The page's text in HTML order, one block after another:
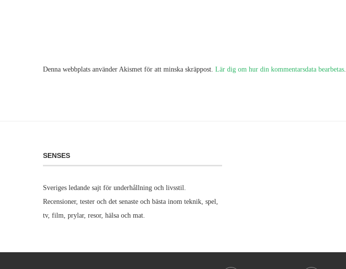
Denna webbplats använder Akismet för att minska skräppost. Lär dig om hur din kommentarsdata bearbetas.
SENSES
Sveriges ledande sajt för underhållning och livsstil.
Recensioner, tester och det senaste och bästa inom teknik, spel,
tv, film, prylar, resor, hälsa och mat.